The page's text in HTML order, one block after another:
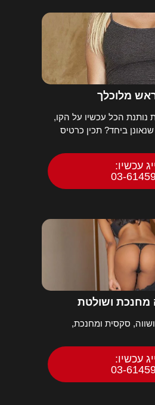
מלוכלך
הכל עכשיו על הקו,
ביחד? תכין כרטיס
עכשיו:
03-
ושולטת
סקסית ומחנכת,
עכשיו:
03-